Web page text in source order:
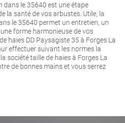
dans le 35640 est une étape
la santé de vos arbustes. Utile, la
le 35640 permet un entretien, un
forme harmonieuse de vos
haies DD Paysagiste 35 à Forges La
effectuer suivant les normes la
société taille de haies à Forges La
de bonnes mains et vous serrez